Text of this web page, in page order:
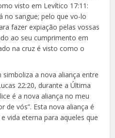
visto em Levítico 17:11:
no sangue; pelo que vo-lo
fazer expiação pelas vossas
ao seu cumprimento em
na cruz é visto como o
a nova aliança entre
22:20, durante a Última
é a nova aliança no meu
de vós”. Esta nova aliança é
vida eterna para aqueles que